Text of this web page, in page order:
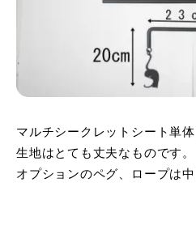
マルチシークレットシート単
生地はとても丈夫なものです。
オプションのペグ、ロープは